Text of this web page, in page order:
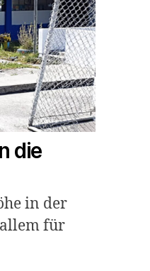
die
in der
für